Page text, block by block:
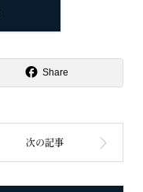
Share